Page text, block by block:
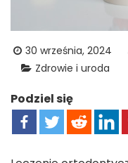
30 września, 2024
Zdrowie i uroda
Podziel się